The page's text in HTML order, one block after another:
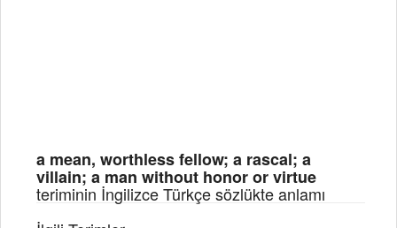
a mean, worthless fellow; a rascal; a
villain; a man without honor or virtue
teriminin İngilizce Türkçe sözlükte anlamı